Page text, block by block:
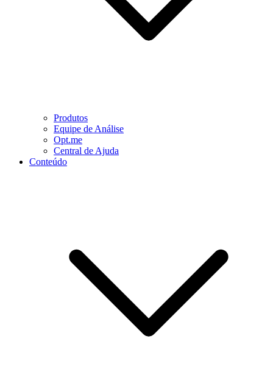
Produtos
Equipe de Análise
Opt.me
Central de Ajuda
Conteúdo